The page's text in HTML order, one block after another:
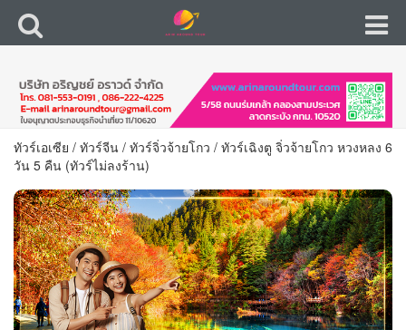
ทัวร์เอเซีย / ทัวร์จีน / ทัวร์จิ่วจ้ายโกว / ทัวร์เฉิงตู จิ่วจ้ายโกว หวงหลง 6
วัน 5 คืน (ทัวร์ไม่ลงร้าน)